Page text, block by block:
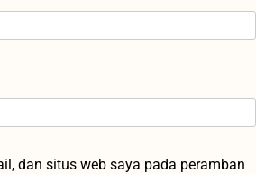
dan situs web saya pada peramban